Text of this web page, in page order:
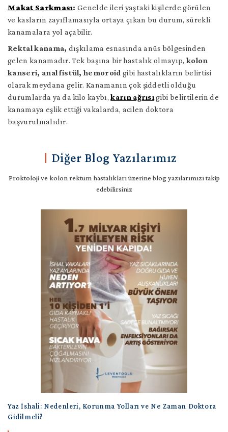
Makat Sarkması:Genelde ileri yaştaki kişilerde görülen
ve kasların zayıflamasıyla ortaya çıkan bu durum, sürekli
kanamalara yol açabilir.
Rektal kanama, dışkılama esnasında anüs bölgesinden
gelen kanamadır. Tek başına bir hastalık olmayıp,kolon
kanseri, anal fistül, hemoroid gibi hastalıkların belirtisi
olarak meydana gelir. Kanamanın çok şiddetli olduğu
durumlarda ya da kilo kaybı,karın ağrısıgibi belirtilerin de
kanamaya eşlik ettiği vakalarda, acilen doktora
başvurulmalıdır.
Diğer Blog Yazılarımız
Proktoloji ve kolon rektum hastalıkları üzerine blog yazılarımızı takip
edebilirsiniz
Yaz İshali: Nedenleri, Korunma Yolları ve Ne Zaman Doktora
Gidilmeli?